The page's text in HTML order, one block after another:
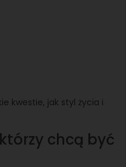
kwestie, jak styl życia i
chcą być